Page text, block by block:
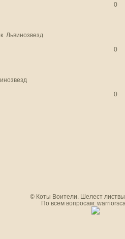
0
Львинозвезд
0
0
© Коты Воители. Шелест
По всем вопросам: